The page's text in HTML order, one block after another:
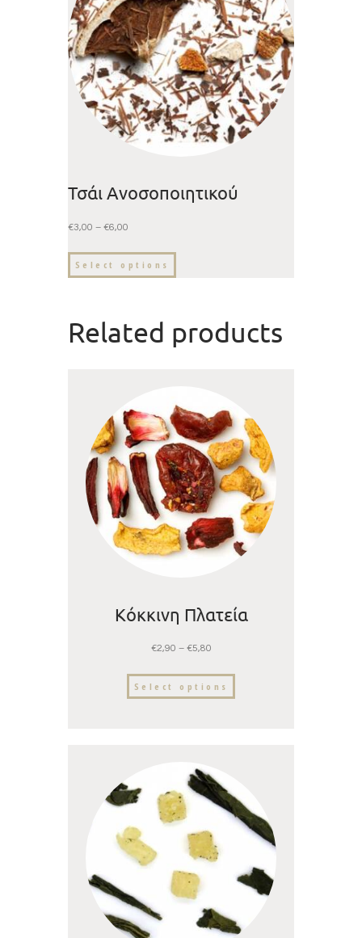
Τσάι Ανοσοποιητικού
€3,00 – €6,00
Select options
Related products
Κόκκινη Πλατεία
€2,90 – €5,80
Select options